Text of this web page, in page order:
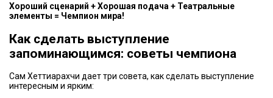
Хороший сценарий + Хорошая подача + Театральные
элементы = Чемпион мира!
Как сделать выступление
запоминающимся: советы чемпиона
Сам Хеттиарахчи дает три совета, как сделать выступление
интересным и ярким: